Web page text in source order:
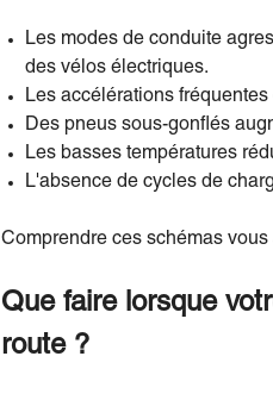
Les modes de conduite
des vélos électriques.
Les accélérations
Des pneus sous-gonflés
Les basses températures
L'absence de cycles de
Comprendre ces schémas
Que faire lorsque
route ?